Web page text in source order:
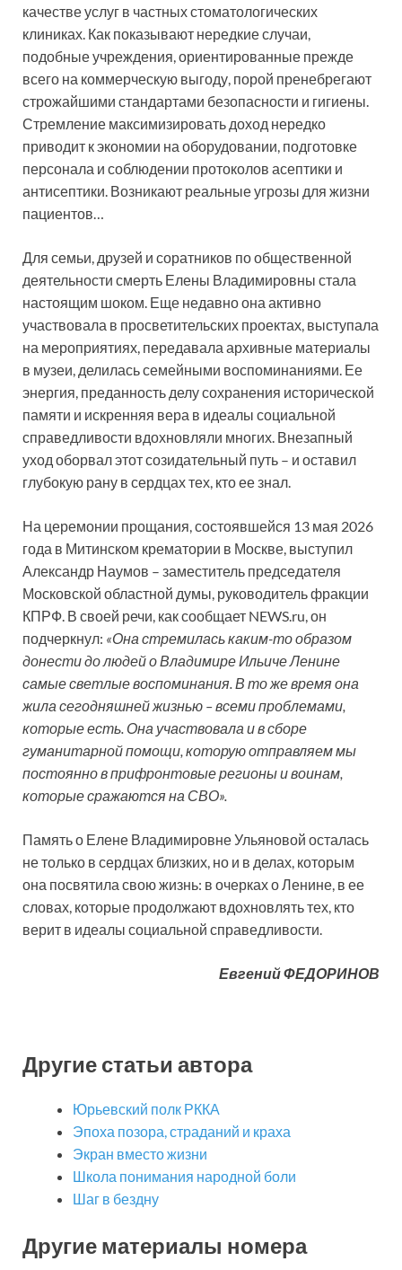
качестве услуг в частных стоматологических
клиниках. Как показывают нередкие случаи,
подобные учреждения, ориентированные прежде
всего на коммерческую выгоду, порой пренебрегают
строжайшими стандартами безопасности и гигиены.
Стремление максимизировать доход нередко
приводит к экономии на оборудовании, подготовке
персонала и соблюдении протоколов асептики и
антисептики. Возникают реальные угрозы для жизни
пациентов…
Для семьи, друзей и соратников по общественной
деятельности смерть Елены Владимировны стала
настоящим шоком. Еще недавно она активно
участвовала в просветительских проектах, выступала
на мероприятиях, передавала архивные материалы
в музеи, делилась семейными воспоминаниями. Ее
энергия, преданность делу сохранения исторической
памяти и искренняя вера в идеалы социальной
справедливости вдохновляли многих. Внезапный
уход оборвал этот созидательный путь – и оставил
глубокую рану в сердцах тех, кто ее знал.
На церемонии прощания, состоявшейся 13 мая 2026
года в Митинском крематории в Москве, выступил
Александр Наумов – заместитель председателя
Московской областной думы, руководитель фракции
КПРФ. В своей речи, как сообщает NEWS.ru, он
подчеркнул: «Она стремилась каким-то образом
донести до людей о Владимире Ильиче Ленине
самые светлые воспоминания. В то же время она
жила сегодняшней жизнью – всеми проблемами,
которые есть. Она участвовала и в сборе
гуманитарной помощи, которую отправляем мы
постоянно в прифронтовые регионы и воинам,
которые сражаются на СВО».
Память о Елене Владимировне Ульяновой осталась
не только в сердцах близких, но и в делах, которым
она посвятила свою жизнь: в очерках о Ленине, в ее
словах, которые продолжают вдохновлять тех, кто
верит в идеалы социальной справедливости.
Евгений ФЕДОРИНОВ
Другие статьи автора
Юрьевский полк РККА
Эпоха позора, страданий и краха
Экран вместо жизни
Школа понимания народной боли
Шаг в бездну
Другие материалы номера